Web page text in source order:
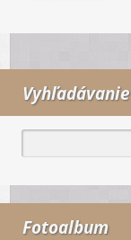
Vyhľadávanie
Fotoalbum